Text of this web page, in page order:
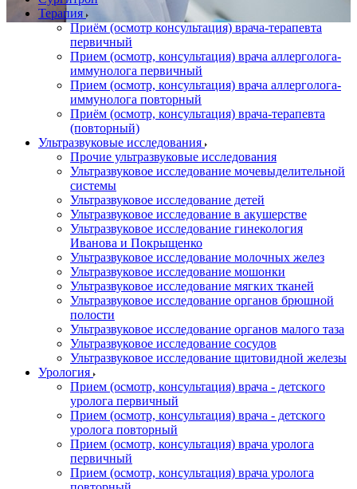
Терапия
Приём (осмотр консультация) врача-терапевта
первичный
Прием (осмотр, консультация) врача аллерголога-
иммунолога первичный
Прием (осмотр, консультация) врача аллерголога-
иммунолога повторный
Приём (осмотр, консультация) врача-терапевта
(повторный)
Ультразвуковые исследования
Прочие ультразвуковые исследования
Ультразвуковое исследование мочевыделительной
системы
Ультразвуковое исследование детей
Ультразвуковое исследование в акушерстве
Ультразвуковое исследование гинекология
Иванова и Покрыщенко
Ультразвуковое исследование молочных желез
Ультразвуковое исследование мошонки
Ультразвуковое исследование мягких тканей
Ультразвуковое исследование органов брюшной
полости
Ультразвуковое исследование органов малого таза
Ультразвуковое исследование сосудов
Ультразвуковое исследование щитовидной железы
Урология
Прием (осмотр, консультация) врача - детского
уролога первичный
Прием (осмотр, консультация) врача - детского
уролога повторный
Прием (осмотр, консультация) врача уролога
первичный
Прием (осмотр, консультация) врача уролога